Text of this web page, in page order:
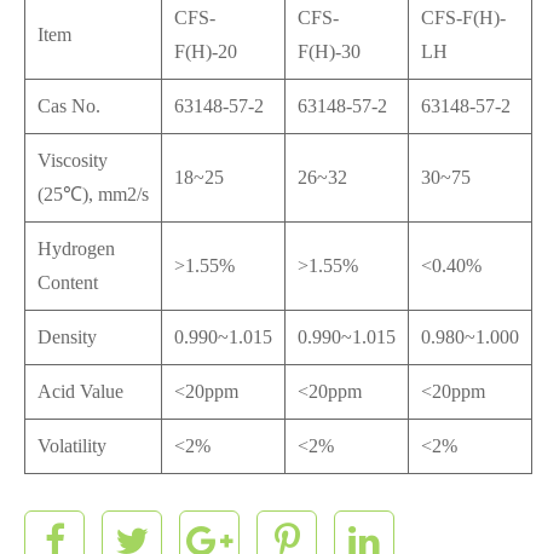
Item
CFS-
F(H)-20
CFS-
F(H)-30
CFS-F(H)-
LH
Cas No. 63148-57-2 63148-57-2 63148-57-2
Viscosity
(25℃), mm2/s
18~25 26~32 30~75
Hydrogen
Content
>1.55% >1.55% <0.40%
Density 0.990~1.015 0.990~1.015 0.980~1.000
Acid Value <20ppm <20ppm <20ppm
Volatility <2% <2% <2%